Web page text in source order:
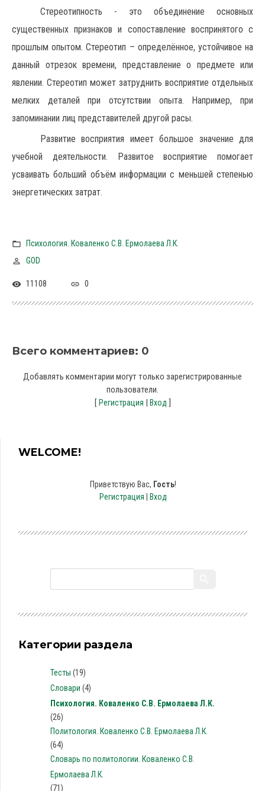
Стереотипность - это объединение основных
существенных признаков и сопоставление воспринятого с
прошлым опытом. Стереотип – определённое, устойчивое на
данный отрезок времени, представление о предмете или
явлении. Стереотип может затруднить восприятие отдельных
мелких деталей при отсутствии опыта. Например, при
запоминании лиц представителей другой расы.
Развитие восприятия имеет большое значение для
учебной деятельности. Развитое восприятие помогает
усваивать больший объём информации с меньшей степенью
энергетических затрат.
Психология. Коваленко С.В. Ермолаева Л.К.
GOD
11108 0
Всего комментариев: 0
Добавлять комментарии могут только зарегистрированные
пользователи.
[ Регистрация | Вход ]
WELCOME!
Приветствую Вас, Гость!
Регистрация
Вход
Категории раздела
Тесты (19)
Словари (4)
Психология. Коваленко С.В. Ермолаева Л.К.
(26)
Политология. Коваленко С.В. Ермолаева Л.К.
(64)
Словарь по политологии. Коваленко С.В.
Ермолаева Л.К.
(71)